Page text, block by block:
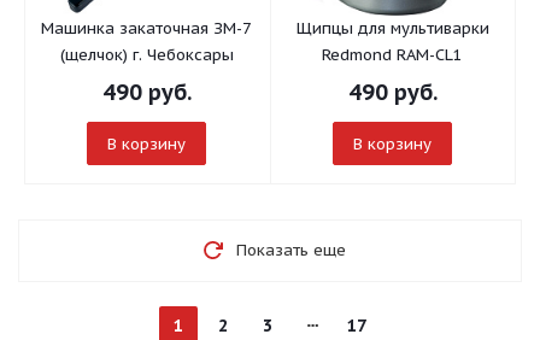
Машинка закаточная ЗМ-7
(щелчок) г. Чебоксары
490руб.
В корзину
Щипцы для мультиварки
Redmond RAM-CL1
490руб.
В корзину
Показать еще
1 2 3 17